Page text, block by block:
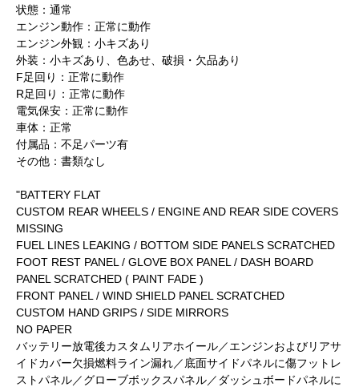
状態：通常
エンジン動作：正常に動作
エンジン外観：小キズあり
外装：小キズあり、色あせ、破損・欠品あり
F足回り：正常に動作
R足回り：正常に動作
電気保安：正常に動作
車体：正常
付属品：不足パーツ有
その他：書類なし
"BATTERY FLAT
CUSTOM REAR WHEELS / ENGINE AND REAR SIDE COVERS
MISSING
FUEL LINES LEAKING / BOTTOM SIDE PANELS SCRATCHED
FOOT REST PANEL / GLOVE BOX PANEL / DASH BOARD
PANEL SCRATCHED ( PAINT FADE )
FRONT PANEL / WIND SHIELD PANEL SCRATCHED
CUSTOM HAND GRIPS / SIDE MIRRORS
NO PAPER
バッテリー放電後カスタムリアホイール／エンジンおよびリアサ
イドカバー欠損燃料ライン漏れ／底面サイドパネルに傷フットレ
ストパネル／グローブボックスパネル／ダッシュボードパネルに